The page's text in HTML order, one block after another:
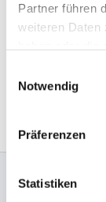
Partner führen
weiteren Daten
Notwendig
Präferenzen
Statistiken